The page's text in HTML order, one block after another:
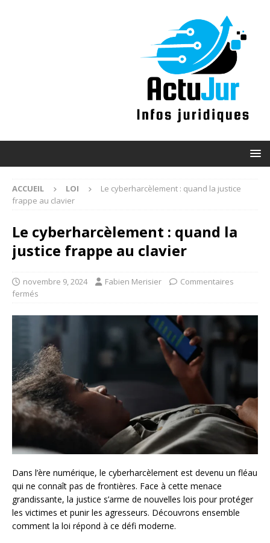
ACCUEIL LOI
Le cyberharcèlement : quand la justice
frappe au clavier
Le cyberharcèlement : quand la
justice frappe au clavier
novembre 9, 2024 Fabien Merisier
Commentaires
fermés
Dans l’ère numérique, le cyberharcèlement est devenu un fléau
qui ne connaît pas de frontières. Face à cette menace
grandissante, la justice s’arme de nouvelles lois pour protéger
les victimes et punir les agresseurs. Découvrons ensemble
comment la loi répond à ce défi moderne.